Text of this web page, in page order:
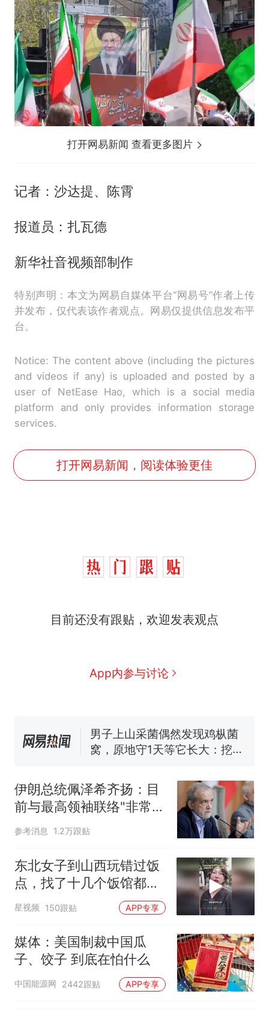
打开网易新闻 查看更多图片
记者：沙达提、陈霄
报道员：扎瓦德
新华社音视频部制作
特别声明：本文为网易自媒体平台“网易号”作者上传
并发布，仅代表该作者观点。网易仅提供信息发布平
台。
Notice: The content above (including the pictures
and videos if any) is uploaded and posted by a
user of NetEase Hao, which is a social media
platform and only provides information storage
services.
打开网易新闻，阅读体验更佳
目前还没有跟贴，欢迎发表观点
App内参与讨论
热 制裁瓜子饺子，美国怕什
么？
协会回应
男子上山采菌偶然发现鸡枞菌
窝，原地守1天等它长大：挖了
回大海 目击者直呼震惊 （视频
来源：参考消息）
笔试第一被第二名传话劝弃考
官方通报
惊艳！字都飘起来了 博主在田
3D！
热 制裁瓜子饺子，美国怕什
么？
伊朗总统佩泽希齐扬：目
前与最高领袖联络"非常困
难"
参考消息 1.2万跟贴
东北女子到山西玩错过饭
点，找了十几个饭馆都没
开门：午休到几点
星视频 150跟贴 APP专享
媒体：美国制裁中国瓜
子、饺子 到底在怕什么
中国能源网 2442跟贴 APP专享